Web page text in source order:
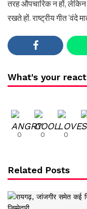
तरह औपचारिक न हों,
रखते हों. राष्ट्रीय गीत ‘वंदे
What's your
0 0 0
Related Posts